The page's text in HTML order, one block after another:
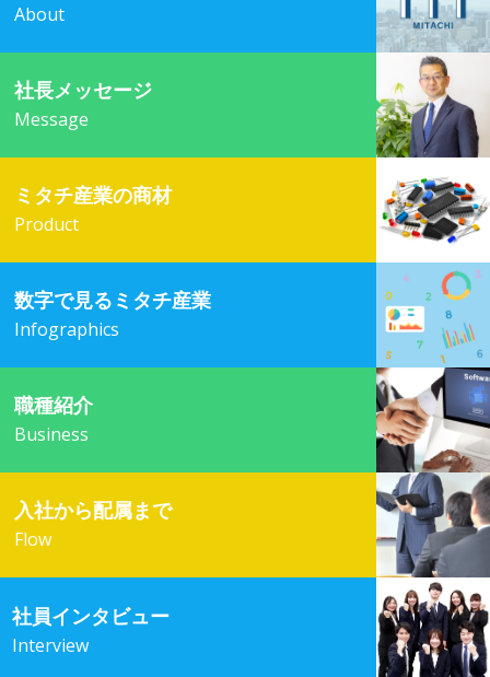
About
社長メッセージ
Message
ミタチ産業の商材
Product
数字で見るミタチ産業
Infographics
職種紹介
Business
入社から配属まで
Flow
社員インタビュー
Interview